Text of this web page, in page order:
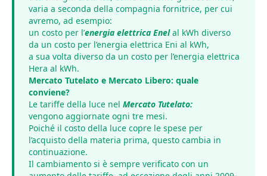
varia a seconda della compagnia fornitrice, per cui
avremo, ad esempio:
un costo per l’energia elettrica Enelal kWh diverso
da un costo per l’energia elettrica Eni al kWh,
a sua volta diverso da un costo per l’energia elettrica
Hera al kWh.
Mercato Tutelato e Mercato Libero: quale
conviene?
Le tariffe della luce nel Mercato Tutelato:
vengono aggiornate ogni tre mesi.
Poiché il costo della luce copre le spese per
l’acquisto della materia prima, questo cambia in
continuazione.
Il cambiamento si è sempre verificato con un